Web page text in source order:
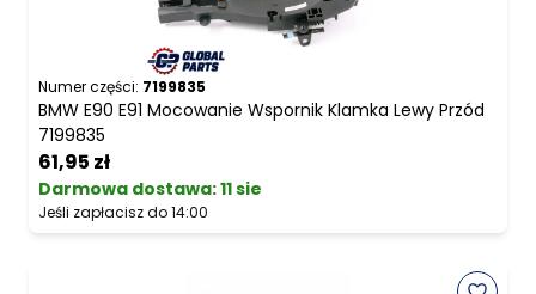
Numer części: 7199835
BMW E90 E91 Mocowanie Wspornik Klamka Lewy Przód
7199835
61,95 zł
Darmowa dostawa:11 sie
Jeśli zapłacisz do 14:00